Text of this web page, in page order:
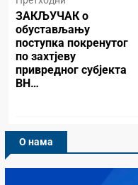
ЗАКЉУЧАК о
обустављању
поступка покренутог
по захтјеву
привредног субјекта
BH…
О нама